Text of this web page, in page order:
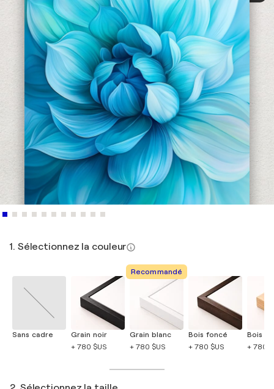
1. Sélectionnez la couleur
Sans cadre
Grain noir
+ 780 $US
Recommandé
Grain blanc
+ 780 $US
Bois foncé
+ 780 $US
Bois
+ 780